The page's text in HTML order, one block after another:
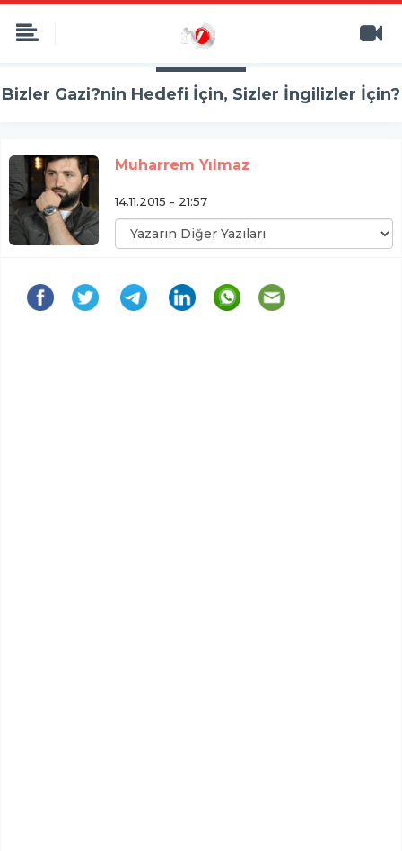
Bizler Gazi?nin Hedefi İçin, Sizler İngilizler İçin?
Muharrem Yılmaz
14.11.2015 - 21:57